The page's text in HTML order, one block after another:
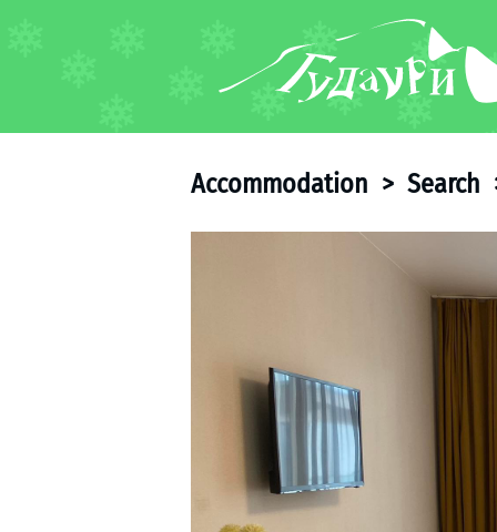
Accommodation > Search
Join telegram
INFO